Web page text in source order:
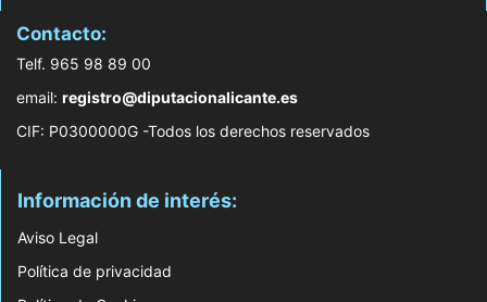
Contacto:
Telf. 965 98 89 00
email: registro@diputacionalicante.es
CIF: P0300000G -Todos los derechos reservados
Información de interés:
Aviso Legal
Política de privacidad